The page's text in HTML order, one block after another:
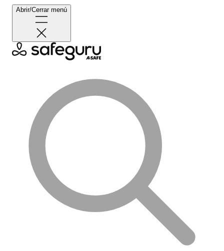
Abrir/Cerrar menú